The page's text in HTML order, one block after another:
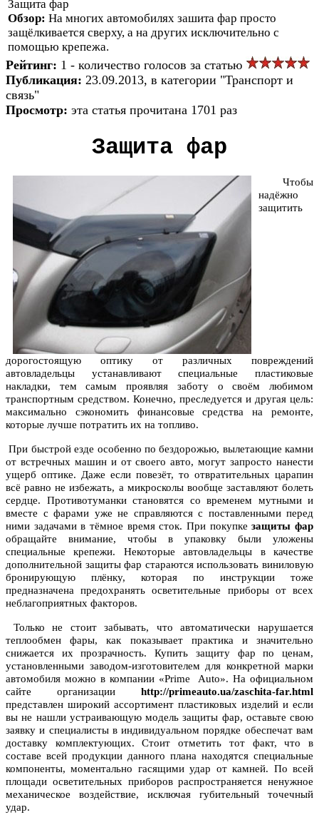
Защита фар
Обзор: На многих автомобилях зашита фар просто
защёлкивается сверху, а на других исключительно с
помощью крепежа.
Рейтинг: 1 - количество голосов за статью
Публикация: 23.09.2013, в категории "Транспорт и
связь"
Просмотр: эта статья прочитана 1701 раз
Защита фар
Чтобы
надёжно
защитить
дорогостоящую оптику от различных повреждений
автовладельцы устанавливают специальные пластиковые
накладки, тем самым проявляя заботу о своём любимом
транспортным средством. Конечно, преследуется и другая цель:
максимально сэкономить финансовые средства на ремонте,
которые лучше потратить их на топливо.
При быстрой езде особенно по бездорожью, вылетающие камни
от встречных машин и от своего авто, могут запросто нанести
ущерб оптике. Даже если повезёт, то отвратительных царапин
всё равно не избежать, а микросколы вообще заставляют болеть
сердце. Противотуманки становятся со временем мутными и
вместе с фарами уже не справляются с поставленными перед
ними задачами в тёмное время сток. При покупкезащиты фар
обращайте внимание, чтобы в упаковку были уложены
специальные крепежи. Некоторые автовладельцы в качестве
дополнительной защиты фар стараются использовать виниловую
бронирующую плёнку, которая по инструкции тоже
предназначена предохранять осветительные приборы от всех
неблагоприятных факторов.
Только не стоит забывать, что автоматически нарушается
теплообмен фары, как показывает практика и значительно
снижается их прозрачность. Купить защиту фар по ценам,
установленными заводом-изготовителем для конкретной марки
автомобиля можно в компании «Prime Auto». На официальном
сайте организации http://primeauto.ua/zaschita-far.html
представлен широкий ассортимент пластиковых изделий и если
вы не нашли устраивающую модель защиты фар, оставьте свою
заявку и специалисты в индивидуальном порядке обеспечат вам
доставку комплектующих. Стоит отметить тот факт, что в
составе всей продукции данного плана находятся специальные
компоненты, моментально гасящими удар от камней. По всей
площади осветительных приборов распространяется ненужное
механическое воздействие, исключая губительный точечный
удар.